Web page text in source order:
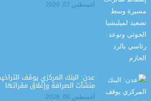
أغسطس 07, 2026
عدن: البنك المركزي يوقف
منشآت الصرافة وإغلاق مقراتها
أغسطس 06, 2026